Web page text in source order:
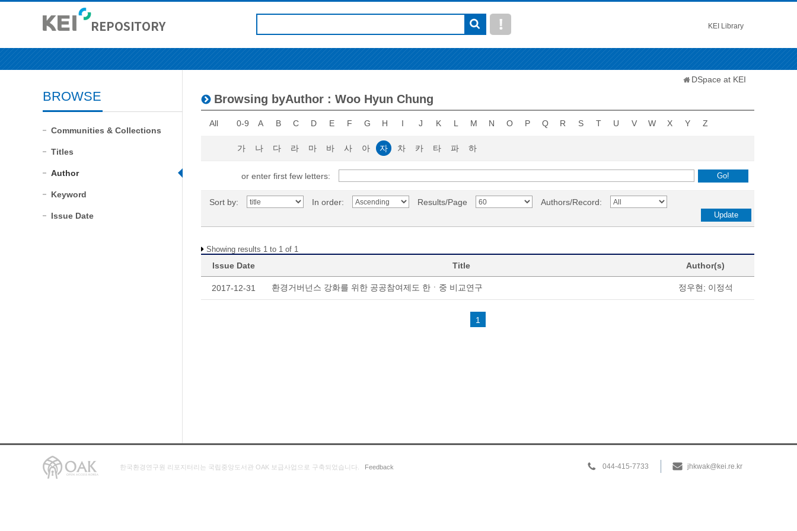
KEI Library
BROWSE
Communities & Collections
Titles
Author
Keyword
Issue Date
DSpace at KEI
Browsing byAuthor : Woo Hyun Chung
All 0-9 A B C D E F G H I J K L M N O P Q R S T U V W X Y Z
가 나 다 라 마 바 사 아 자 차 카 타 파 하
or enter first few letters:
Sort by: In order: Results/Page Authors/Record:
Showing results 1 to 1 of 1
Issue Date Title Author(s)
2017-12-31 환경거버넌스 강화를 위한 공공참여제도 한ㆍ중 비교연구 정우현; 이정석
1
044-415-7733 jhkwak@kei.re.kr
한국환경연구원 리포지터리는 국립중앙도서관 OAK 보급사업으로 구축되었습니다. Feedback